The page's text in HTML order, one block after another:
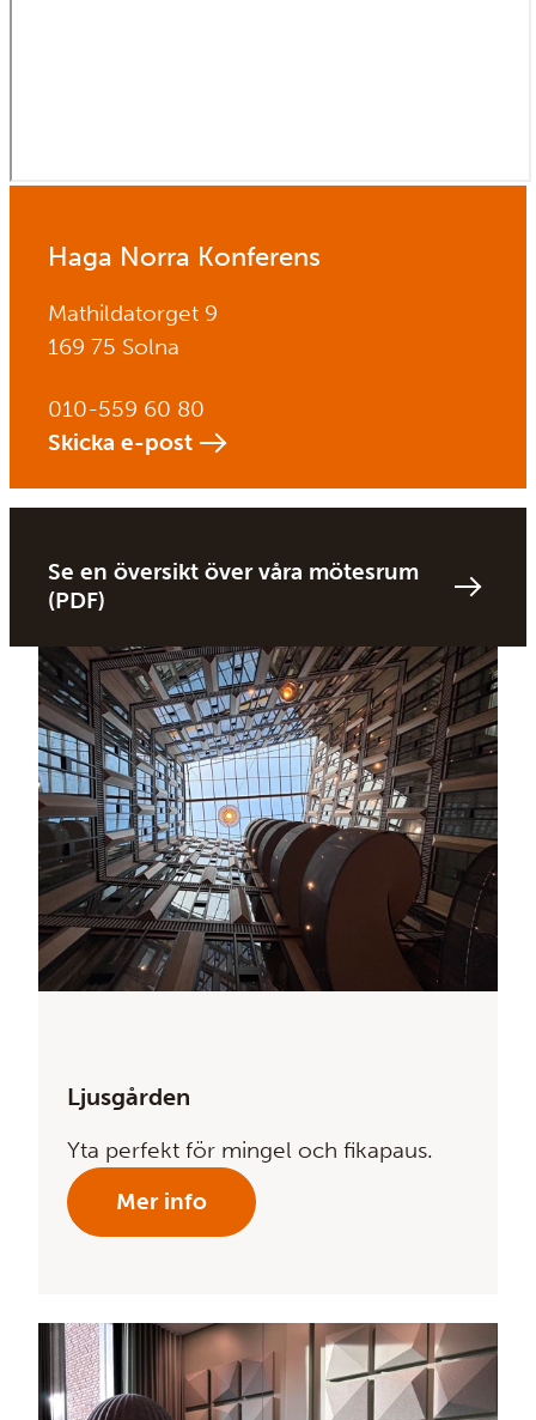
Haga Norra Konferens
Mathildatorget 9
169 75 Solna
010-559 60 80
Skicka e-post
Se en översikt över våra mötesrum
(PDF)
Ljusgården
Yta perfekt för mingel och fikapaus.
Mer info